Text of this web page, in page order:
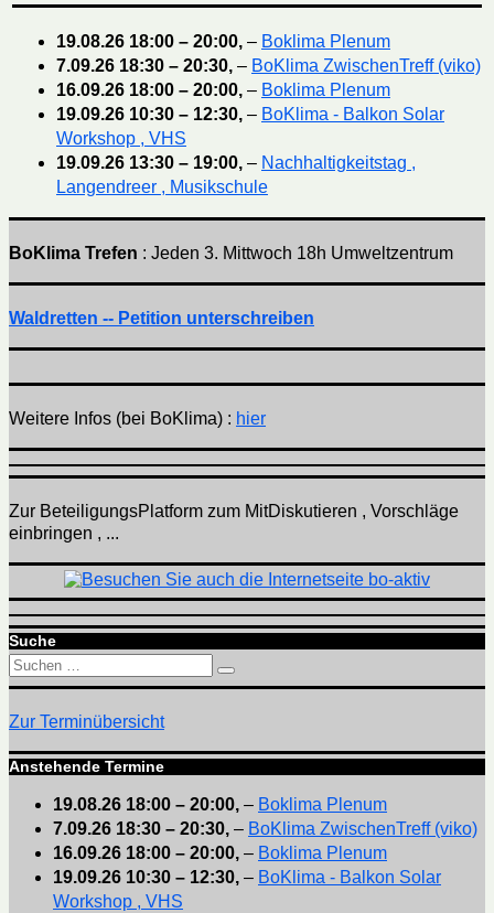
19.08.26 18:00 – 20:00, – Boklima Plenum
7.09.26 18:30 – 20:30, – BoKlima ZwischenTreff (viko)
16.09.26 18:00 – 20:00, – Boklima Plenum
19.09.26 10:30 – 12:30, – BoKlima - Balkon Solar
Workshop , VHS
19.09.26 13:30 – 19:00, – Nachhaltigkeitstag ,
Langendreer , Musikschule
BoKlima Trefen : Jeden 3. Mittwoch 18h Umweltzentrum
Waldretten -- Petition unterschreiben
Weitere Infos (bei BoKlima) : hier
Zur BeteiligungsPlatform zum MitDiskutieren , Vorschläge
einbringen , ...
Suche
Suchen
nach:
Suchen
Zur Terminübersicht
Anstehende Termine
19.08.26 18:00 – 20:00, – Boklima Plenum
7.09.26 18:30 – 20:30, – BoKlima ZwischenTreff (viko)
16.09.26 18:00 – 20:00, – Boklima Plenum
19.09.26 10:30 – 12:30, – BoKlima - Balkon Solar
Workshop , VHS